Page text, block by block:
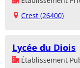
Crest (26400)
Lycée du Diois
Établissement